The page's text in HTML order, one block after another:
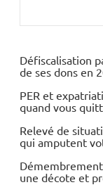
Défiscalisation
de ses dons en
PER et
quand vous
Relevé de
qui amputent
une décote et